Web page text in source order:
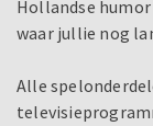
Hollandse
waar jullie nog
Alle